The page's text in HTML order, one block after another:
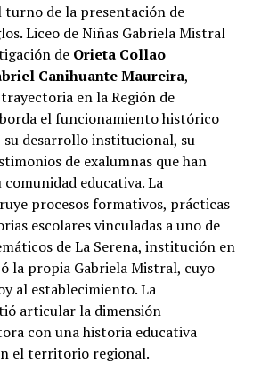
turno de la presentación de
Liceo de Niñas Gabriela Mistral
de Orieta Collao
Canihuante Maureira,
en la Región de
el funcionamiento histórico
desarrollo institucional, su
de exalumnas que han
educativa. La
procesos formativos, prácticas
escolares vinculadas a uno de
de La Serena, institución en
la propia Gabriela Mistral, cuyo
al establecimiento. La
articular la dimensión
con una historia educativa
el territorio regional.